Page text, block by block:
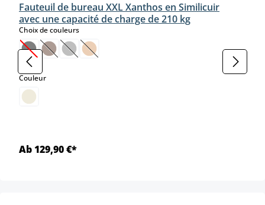
Fauteuil de bureau XXL Xanthos en Similicuir
avec une capacité de charge de 210 kg
Choix de couleursselect
(Cette option n'est pas disponible pour le moment.)
(Cette option n'est pas disponible pour le moment.)
(Cette option n'est pas disponible pour le moment.)
(Cette option n'est pas disponible pour le
Couleurselect
Ab 129,90 €*